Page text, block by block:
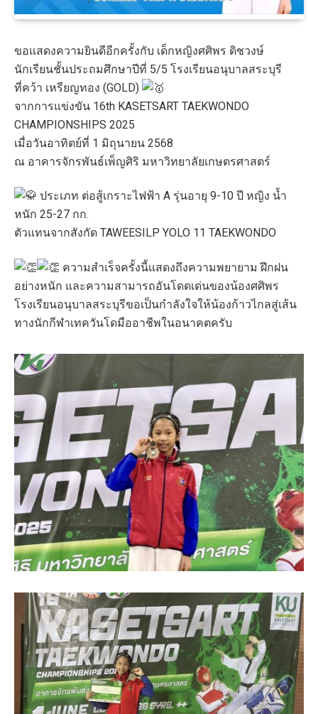
ขอแสดงความยินดีอีกครั้งกับ เด็กหญิงศศิพร ดิชวงษ์
นักเรียนชั้นประถมศึกษาปีที่ 5/5 โรงเรียนอนุบาลสระบุรี
ที่คว้า เหรียญทอง (GOLD)
จากการแข่งขัน 16th KASETSART TAEKWONDO
CHAMPIONSHIPS 2025
เมื่อวันอาทิตย์ที่ 1 มิถุนายน 2568
ณ อาคารจักรพันธ์เพ็ญศิริ มหาวิทยาลัยเกษตรศาสตร์
ประเภท ต่อสู้เกราะไฟฟ้า A รุ่นอายุ 9-10 ปี หญิง น้ำ
หนัก 25-27 กก.
ตัวแทนจากสังกัด TAWEESILP YOLO 11 TAEKWONDO
ความสำเร็จครั้งนี้แสดงถึงความพยายาม ฝึกฝน
อย่างหนัก และความสามารถอันโดดเด่นของน้องศศิพร
โรงเรียนอนุบาลสระบุรีขอเป็นกำลังใจให้น้องก้าวไกลสู่เส้น
ทางนักกีฬาเทควันโดมืออาชีพในอนาคตครับ